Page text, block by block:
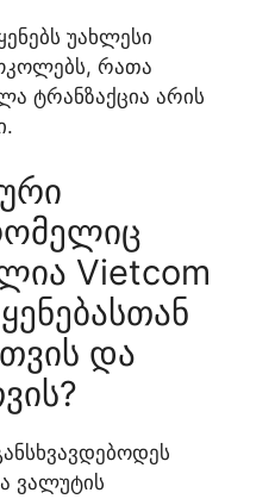
უახლესი
რათა
ტრანზაქცია არის
Vietcom
და
ვალუტის